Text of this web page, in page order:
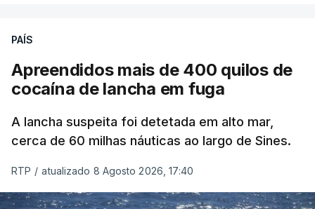
PAÍS
Apreendidos mais de 400 quilos de
cocaína de lancha em fuga
A lancha suspeita foi detetada em alto mar,
cerca de 60 milhas náuticas ao largo de Sines.
RTP / atualizado 8 Agosto 2026, 17:40